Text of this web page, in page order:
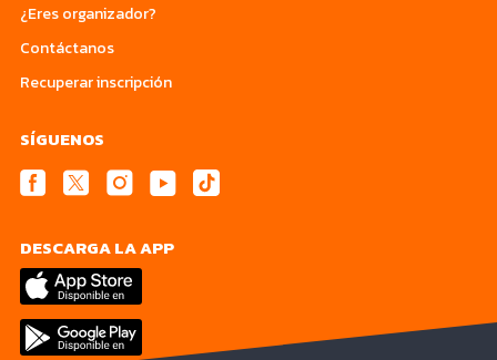
¿Eres organizador?
Contáctanos
Recuperar inscripción
SÍGUENOS
DESCARGA LA APP